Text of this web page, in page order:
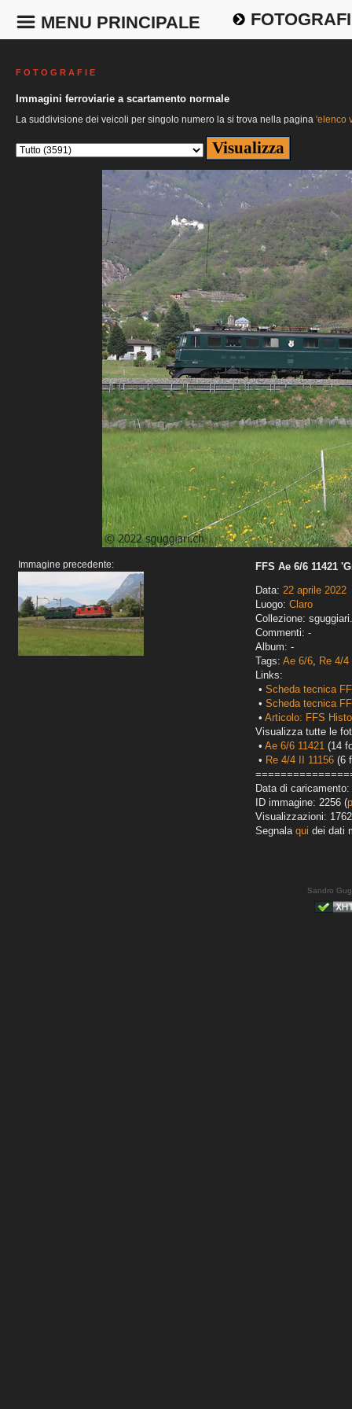
MENU PRINCIPALE
F O T O G R A F I E
Immagini ferroviarie a scartamento normale
La suddivisione dei veicoli per singolo numero la si trova nella pagina 'elenco
Immagine precedente:
FFS Ae 6/6 11421
Data: 22 aprile 2022
Luogo: Claro
Collezione:
Commenti: -
Album: -
Tags: Ae 6/6, Re 4/
Links:
• Scheda tecnica
• Scheda tecnica
• Articolo: FFS
Visualizza tutte le
• Ae 6/6 11421 (14
• Re 4/4 II 11156 (6
Data di
ID immagine: 2256 (
Visualizzazioni: 1762
Segnala qui dei dati
Sandro